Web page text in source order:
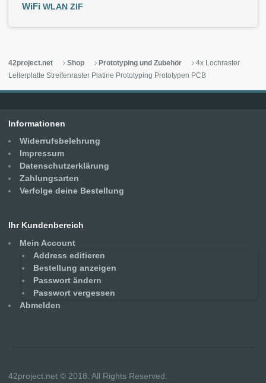
WiFi WLAN ZIF
42project.net Shop Prototyping und Zubehör
4x Lochraster
Leiterplatte Streifenraster Platine Prototyping Prototypen PCB
Informationen
Widerrufsbelehrung
Impressum
Datenschutzerklärung
Zahlungsarten
Verfolge deine Bestellung
Ihr Kundenbereich
Mein Account
Address editieren
Bestellung anzeigen
Passwort ändern
Passwort vergessen
Abmelden
42project.net © 2018. All Rights Reserved.